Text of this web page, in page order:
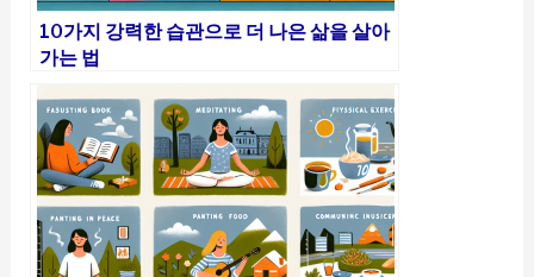
10가지 강력한 습관으로 더 나은 삶을 살아
가는 법